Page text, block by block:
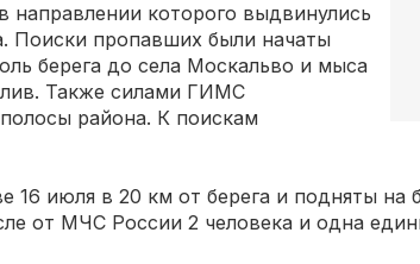
которого выдвинулись
Поиски пропавших были начаты
берега до села Москальво и мыса
Также силами ГИМС
района. К поискам
16 июля в 20 км от берега и подняты
от МЧС России 2 человека и одна